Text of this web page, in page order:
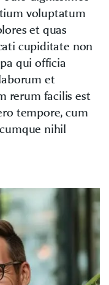
voluptatum
et quas
cupiditate non
qui officia
et
rerum facilis est
tempore, cum
nihil